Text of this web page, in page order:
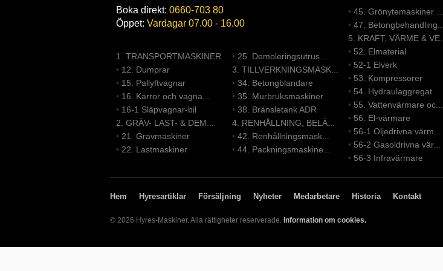
Boka direkt: 0660-703 80
Öppet: Vardagar 07.00 - 16.00
1. TRANSPORTMASKINER
• 12. Dumprar
• 15. Pallyftvagnar
• 16. Kärror och vagna...
• 16-1 Släpvagnar-bil
2. GRÄV- LAST- & DEM...
• 21. Grävmaskiner
• 22. Lastmaskiner
• 25. Demoleringsutrus...
3. TILLVERKNINGSMASK...
• 34. Betongblandare
• 35. Murbruksmaskiner
• 38. Bränsletank ADR
4. RENHÅLLNING, BELÄ...
• 42. Renhållningsmask...
• 44. Packningsmaskine...
• 45. Grönytemaskiner ...
• 47. Betongbehandling...
5. KRAFT, VÄRME & VE...
• 52. Elmaterial
• 52-1 Elverk
• 53. Kompressorer
• 54. Hydraulaggregat
• 55. Vattenvärmare oc...
• 56. El-värmare
• 56-1 Oljedrivna värm...
• 56-2 Gasoldrivna vär...
• 56-3 Infravärmare
Hem Hyresartiklar Försäljning Nyheter Medarbetare Historia Kontakt
© 2026 Hyres-Maskiner. Alla rättigheter reserverade. Information om cookies.